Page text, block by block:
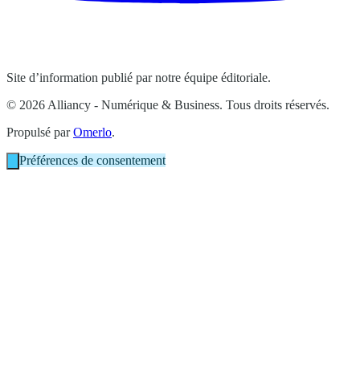
Site d’information publié par notre équipe éditoriale.
© 2026 Alliancy - Numérique & Business. Tous droits réservés.
Propulsé parOmerlo.
Préférences de consentement